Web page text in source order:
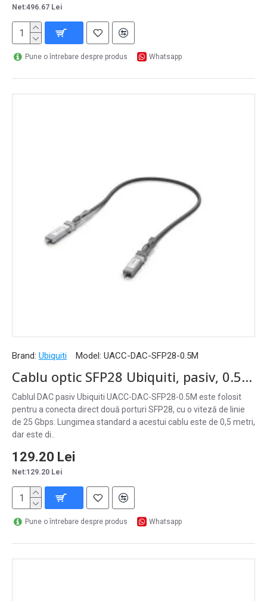
Net:496.67 Lei
Pune o întrebare despre produs Whatsapp
Brand: Ubiquiti Model: UACC-DAC-SFP28-0.5M
Cablu optic SFP28 Ubiquiti, pasiv, 0.5m, negru - UACC-DAC-SFP28-0.5M
Cablul DAC pasiv Ubiquiti UACC-DAC-SFP28-0.5M este folosit
pentru a conecta direct două porturi SFP28, cu o viteză de linie
de 25 Gbps. Lungimea standard a acestui cablu este de 0,5 metri,
dar este di..
129.20 Lei
Net:129.20 Lei
Pune o întrebare despre produs Whatsapp